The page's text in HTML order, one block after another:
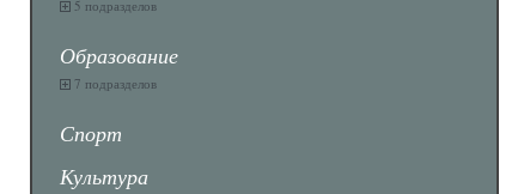
5 подразделов
Образование
7 подразделов
Спорт
Культура